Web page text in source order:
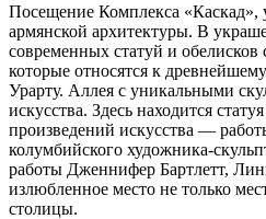
Посещение Комплекса
армянской архитектуры. В
современных статуй и обелисков
которые относятся к
Урарту. Аллея с уникальными
искусства. Здесь находится
произведений искусства —
колумбийского художника-
работы Дженнифер Бартлетт,
излюбленное место не только
столицы.